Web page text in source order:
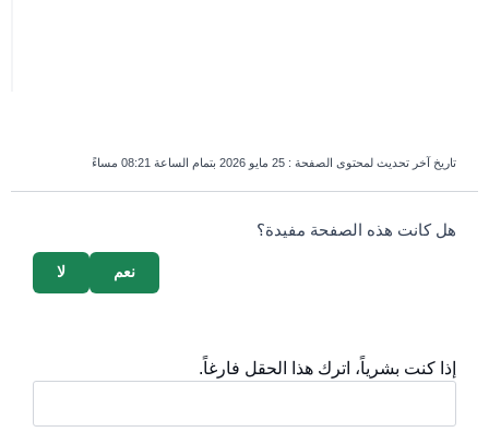
تاريخ آخر تحديث لمحتوى الصفحة : 25 مايو 2026 بتمام الساعة 08:21 مساءً
survey_v2
هل كانت هذه الصفحة مفيدة؟
لا نعم
إذا كنت بشرياً، اترك هذا الحقل فارغاً.